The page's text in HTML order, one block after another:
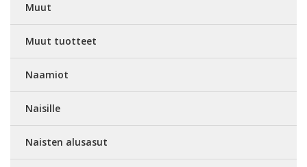
Muut
Muut tuotteet
Naamiot
Naisille
Naisten alusasut